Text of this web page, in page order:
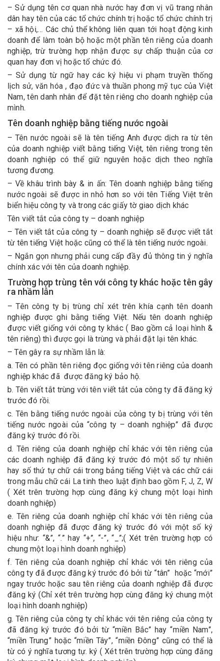
– Sử dụng tên cơ quan nhà nước hay đơn vị vũ trang nhân
dân hay tên của các tổ chức chính trị hoặc tổ chức chính trị
– xã hội,… Các chủ thể không liên quan tới hoạt động kinh
doanh để làm toàn bộ hoặc một phần tên riêng của doanh
nghiệp, trừ trường hợp nhận được sự chấp thuận của cơ
quan hay đơn vị hoặc tổ chức đó.
– Sử dụng từ ngữ hay các ký hiệu vi phạm truyền thống
lịch sử, văn hóa , đạo đức và thuần phong mỹ tục của Việt
Nam, tên danh nhân để đặt tên riêng cho doanh nghiệp của
mình.
Tên doanh nghiệp bằng tiếng nước ngoài
– Tên nước ngoài sẽ là tên tiếng Anh được dịch ra từ tên
của doanh nghiệp viết bằng tiếng Việt, tên riêng trong tên
doanh nghiệp có thể giữ nguyên hoặc dịch theo nghĩa
tương đương.
– Về khâu trình bày & in ấn: Tên doanh nghiệp bằng tiếng
nước ngoài sẽ được in nhỏ hơn so với tên Tiếng Việt trên
biển hiệu công ty và trong các giấy tờ giao dịch khác
Tên viết tắt của công ty – doanh nghiệp
– Tên viết tắt của công ty – doanh nghiệp sẽ được viết tắt
từ tên tiếng Việt hoặc cũng có thể là tên tiếng nước ngoài.
– Ngắn gọn nhưng phải cung cấp đầy đủ thông tin ý nghĩa
chính xác với tên của doanh nghiệp.
Trường hợp trùng tên với công ty khác hoặc tên gây
ra nhầm lẫn
– Tên công ty bị trùng chỉ xét trên khía cạnh tên doanh
nghiệp được ghi bằng tiếng Việt. Nếu tên doanh nghiệp
được viết giống với công ty khác ( Bao gồm cả loại hình &
tên riêng) thì được gọi là trùng và phải đặt lại tên khác.
– Tên gây ra sự nhầm lẫn là:
a. Tên có phần tên riêng đọc giống với tên riêng của doanh
nghiệp khác đã được đăng ký bảo hộ.
b. Tên viết tắt trùng với tên viết tắt của công ty đã đăng ký
trước đó rồi.
c. Tên bằng tiếng nước ngoài của công ty bị trùng với tên
tiếng nước ngoài của “công ty – doanh nghiệp” đã được
đăng ký trước đó rồi.
d. Tên riêng của doanh nghiệp chỉ khác với tên riêng của
các doanh nghiệp đã đăng ký trước đó một số tự nhiên
hay số thứ tự chữ cái trong bảng tiếng Việt và các chữ cái
trong mẫu chữ cái La tinh theo luật định bao gồm F, J, Z, W
( Xét trên trường hợp cùng đăng ký chung một loại hình
doanh nghiệp)
e. Tên riêng của doanh nghiệp chỉ khác với tên riêng của
doanh nghiệp đã được đăng ký trước đó với một số ký
hiệu như: “&”, “.” hay “+”, “-”, “_”;( Xét trên trường hợp có
chung một loại hình doanh nghiệp)
f. Tên riêng của doanh nghiệp chỉ khác với tên riêng của
công ty đã được đăng ký trước đó bởi từ “tân” hoặc “mới”
ngay trước hoặc sau tên riêng của doanh nghiệp đã được
đăng ký (Chỉ xét trên trường hợp cùng đăng ký chung một
loại hình doanh nghiệp)
g. Tên riêng của công ty chỉ khác với tên riêng của công ty
đã đăng ký trước đó bởi từ “miền Bắc” hay “miền Nam”,
“miền Trung” hoặc “miền Tây”, “miền Đông” cũng có thể là
từ có ý nghĩa tương tự. ký ( Xét trên trường hợp cùng đăng